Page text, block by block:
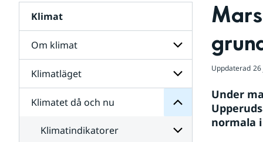
Klimat
Om klimat
Undersidor
för
Om
klimat
Klimatläget
Undersidor
Klimatläget
Klimatet då och nu
Undersidor
för
Klimatet
då
och
Klimatindikatorer Månadens
väder
vatten
i
Uppdaterad 26
Under
normala